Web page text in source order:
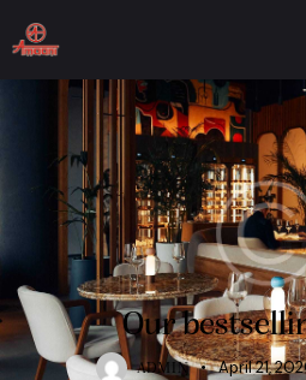
WINE
Our
ADMIN April 21,